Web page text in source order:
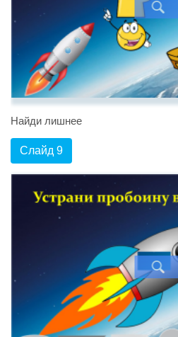
Найди лишнее
Слайд 9